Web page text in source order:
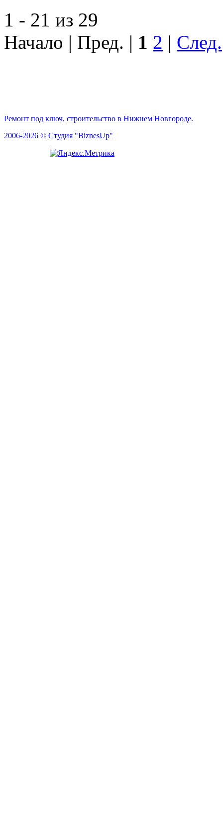
1 - 21 из 29
Начало | Пред. | 1 2 | След.
Ремонт под ключ, строительство в Нижнем Новгороде.
2006-2026 © Студия "BiznesUp"